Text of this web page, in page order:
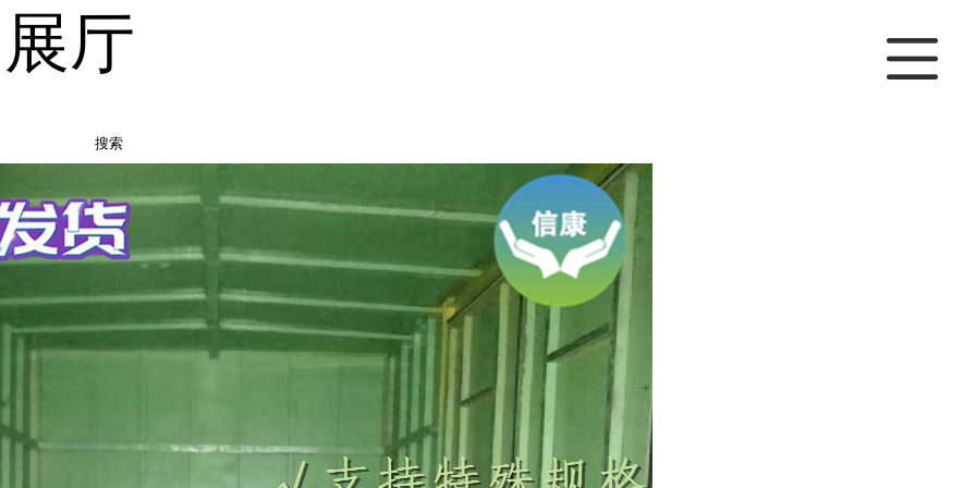
厅
搜索